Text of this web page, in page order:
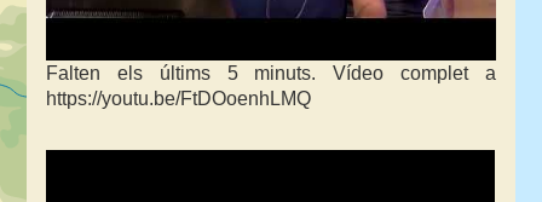
Falten els últims 5 minuts. Vídeo complet a
https://youtu.be/FtDOoenhLMQ